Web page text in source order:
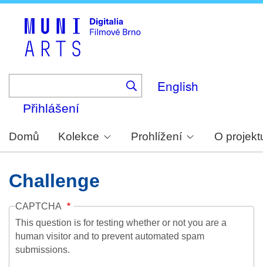
English
Přihlášení
Domů Kolekce Prohlížení O
Challenge
CAPTCHA
This question is for testing whether or not you are a
human visitor and to prevent automated spam
submissions.